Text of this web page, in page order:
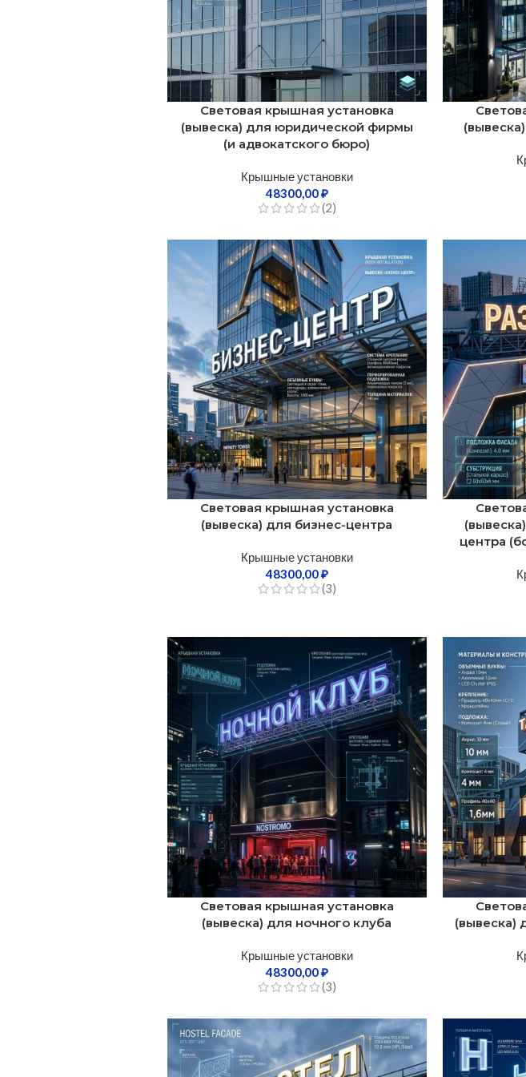
Световая крышная установка
(вывеска) для юридической фирмы
(и адвокатского бюро)
Крышные установки
48300,00₽
(2)
Световая крышная установка
(вывеска) для бизнес-центра
Крышные установки
48300,00₽
(3)
центра
Световая крышная установка
(вывеска) для ночного клуба
Крышные установки
48300,00₽
(3)
(вывеска)